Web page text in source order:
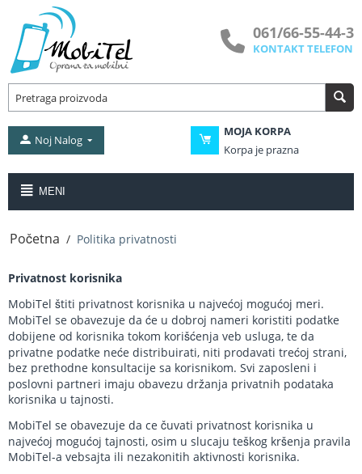
061/66-55-44-3
KONTAKT TELEFON
MOJA KORPA
Korpa je prazna
Noj Nalog
MENI
Početna / Politika privatnosti
Privatnost korisnika
MobiTel štiti privatnost korisnika u najvećoj mogućoj meri.
MobiTel se obavezuje da će u dobroj nameri koristiti podatke
dobijene od korisnika tokom korišćenja veb usluga, te da
privatne podatke neće distribuirati, niti prodavati trećoj strani,
bez prethodne konsultacije sa korisnikom. Svi zaposleni i
poslovni partneri imaju obavezu držanja privatnih podataka
korisnika u tajnosti.
MobiTel se obavezuje da ce čuvati privatnost korisnika u
najvećoj mogućoj tajnosti, osim u slucaju teškog kršenja pravila
MobiTel-a vebsajta ili nezakonitih aktivnosti korisnika.